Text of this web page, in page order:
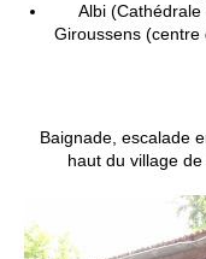
Albi (Cathédrale
Giroussens (centre
Baignade, escalade
haut du village